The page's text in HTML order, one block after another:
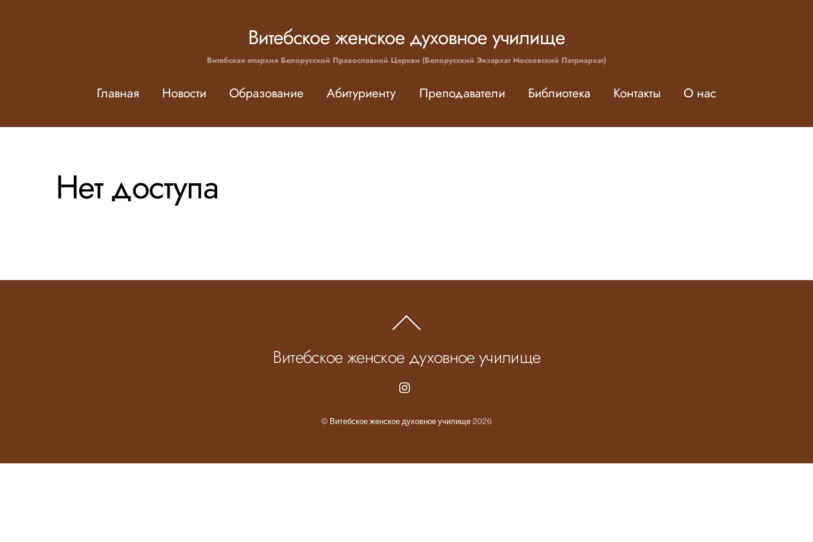
Витебское женское духовное училище
Витебская епархия Белорусской Православной Церкви (Белорусский Экзархат Московский Патриархат)
Главная Новости Образование Абитуриенту Преподаватели Библиотека Контакты О нас
Нет доступа
To
Витебское женское духовное училище
© Витебское женское духовное училище 2026